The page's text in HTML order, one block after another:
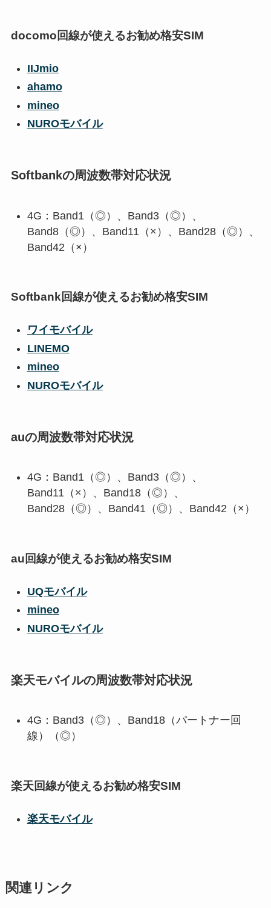
docomo回線が使えるお勧め格安SIM
IIJmio
ahamo
mineo
NUROモバイル
Softbankの周波数帯対応状況
4G：Band1（◎）、Band3（◎）、
Band8（◎）、Band11（×）、Band28（◎）、
Band42（×）
Softbank回線が使えるお勧め格安SIM
ワイモバイル
LINEMO
mineo
NUROモバイル
auの周波数帯対応状況
4G：Band1（◎）、Band3（◎）、
Band11（×）、Band18（◎）、
Band28（◎）、Band41（◎）、Band42（×）
au回線が使えるお勧め格安SIM
UQモバイル
mineo
NUROモバイル
楽天モバイルの周波数帯対応状況
4G：Band3（◎）、Band18（パートナー回
線）（◎）
楽天回線が使えるお勧め格安SIM
楽天モバイル
関連リンク